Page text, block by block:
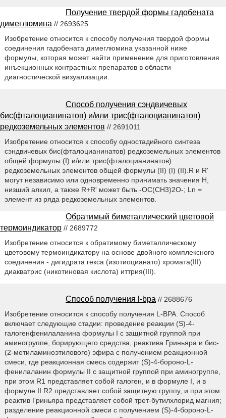
Получение твердой формы гадобената
димеглюмина // 2693625
Изобретение относится к способу получения твердой формы
соединения гадобената димеглюмина указанной ниже
формулы, которая может найти применение для приготовления
инъекционных контрастных препаратов в области
диагностической визуализации.
Способ получения сэндвичевых
бис(фталоцианинатов) и/или трис(фталоцианинатов)
редкоземельных элементов // 2691011
Изобретение относится к способу одностадийного синтеза
сэндвичевых бис(фталоцианинатов) редкоземельных элементов
общей формулы (I) и/или трис(фталоцианинатов)
редкоземельных элементов общей формулы (II) (I) (II).R и R'
могут независимо или одновременно принимать значения H,
низший алкил, а также R+R' может быть -ОС(СН3)2О-; Ln =
элемент из ряда редкоземельных элементов.
Обратимый биметаллический цветовой
термоиндикатор // 2689772
Изобретение относится к обратимому биметаллическому
цветовому термоиндикатору на основе двойного комплексного
соединения - дигидрата гекса (изотиоцианато) хромата(III)
диакватрис (никотиновая кислота) иттрия(III).
Способ получения l-bpa // 2688676
Изобретение относится к способу получения L-BPA. Способ
включает следующие стадии: проведение реакции (S)-4-
галогенфенилаланина формулы I с защитной группой при
аминогруппе, борирующего средства, реактива Гриньяра и бис-
(2-метиламиноэтилового) эфира с получением реакционной
смеси, где реакционная смесь содержит (S)-4-бороно-L-
фенилаланин формулы II с защитной группой при аминогруппе,
при этом R1 представляет собой галоген, и в формуле I, и в
формуле II R2 представляет собой защитную группу, и при этом
реактив Гриньяра представляет собой трет-бутилхлорид магния;
разделение реакционной смеси с получением (S)-4-бороно-L-